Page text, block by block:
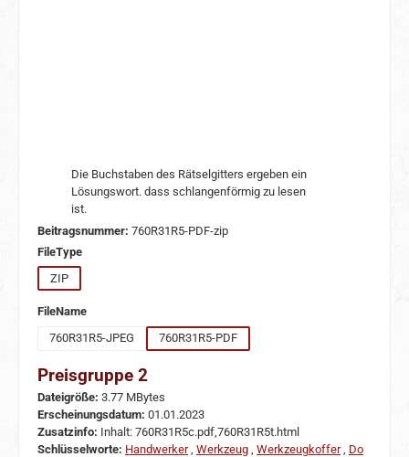
Die Buchstaben des Rätselgitters ergeben ein
Lösungswort. dass schlangenförmig zu lesen
ist.
Beitragsnummer: 760R31R5-PDF-zip
FileTypeauswählen
ZIP
FileNameauswählen
760R31R5-JPEG
760R31R5-PDF
Preisgruppe 2
Dateigröße: 3.77 MBytes
Erscheinungsdatum: 01.01.2023
Zusatzinfo: Inhalt: 760R31R5c.pdf,760R31R5t.html
Schlüsselworte: Handwerker, Werkzeug Werkzeugkoffer, Do